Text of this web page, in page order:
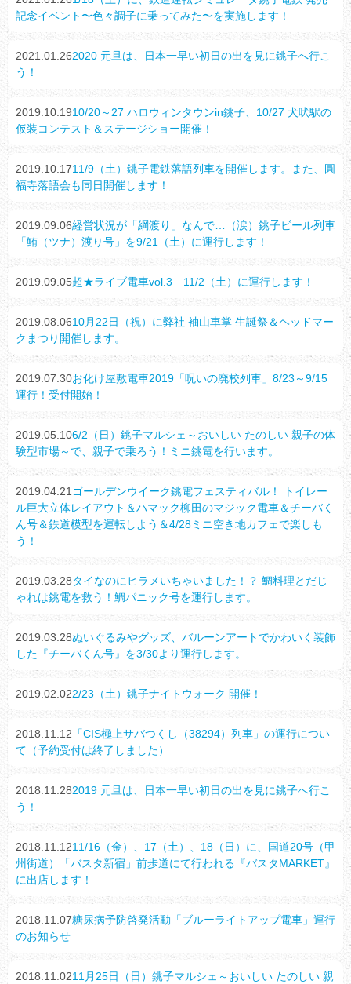
記念イベント〜色々調子に乗ってみた〜を実施します！
2021.01.262020 元旦は、日本一早い初日の出を見に銚子へ行こ
う！
2019.10.1910/20～27 ハロウィンタウンin銚子、10/27 犬吠駅の
仮装コンテスト＆ステージショー開催！
2019.10.1711/9（土）銚子電鉄落語列車を開催します。また、圓
福寺落語会も同日開催します！
2019.09.06経営状況が「綱渡り」なんで…（涙）銚子ビール列車
「鮪（ツナ）渡り号」を9/21（土）に運行します！
2019.09.05超★ライブ電車vol.3 11/2（土）に運行します！
2019.08.0610月22日（祝）に弊社 袖山車掌 生誕祭＆ヘッドマー
クまつり開催します。
2019.07.30お化け屋敷電車2019「呪いの廃校列車」8/23～9/15
運行！受付開始！
2019.05.106/2（日）銚子マルシェ～おいしい たのしい 親子の体
験型市場～で、親子で乗ろう！ミニ銚電を行います。
2019.04.21ゴールデンウイーク銚電フェスティバル！ トイレー
ル巨大立体レイアウト＆ハマック柳田のマジック電車＆チーバく
ん号＆鉄道模型を運転しよう＆4/28ミニ空き地カフェで楽しも
う！
2019.03.28タイなのにヒラメいちゃいました！？ 鯛料理とだじ
ゃれは銚電を救う！鯛パニック号を運行します。
2019.03.28ぬいぐるみやグッズ、バルーンアートでかわいく装飾
した『チーバくん号』を3/30より運行します。
2019.02.022/23（土）銚子ナイトウォーク 開催！
2018.11.12 「CIS極上サバつくし（38294）列車」の運行につい
て（予約受付は終了しました）
2018.11.282019 元旦は、日本一早い初日の出を見に銚子へ行こ
う！
2018.11.1211/16（金）、17（土）、18（日）に、国道20号（甲
州街道）「バスタ新宿」前歩道にて行われる『バスタMARKET』
に出店します！
2018.11.07糖尿病予防啓発活動「ブルーライトアップ電車」運行
のお知らせ
2018.11.0211月25日（日）銚子マルシェ～おいしい たのしい 親